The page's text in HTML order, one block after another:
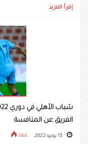
إقرأ المزيد
الفريق عن المنافسة
344